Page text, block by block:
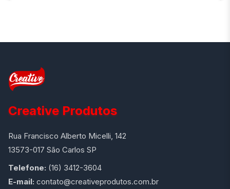
Creative Produtos
Rua Francisco Alberto Micelli, 142
13573-017 São Carlos SP
Telefone: (16) 3412-3604
E-mail: contato@creativeprodutos.com.br